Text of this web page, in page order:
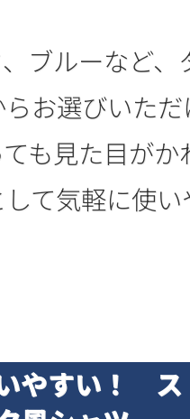
ブルーなど
お選びいた
も見た目が
て気軽に使
やすい！ ス